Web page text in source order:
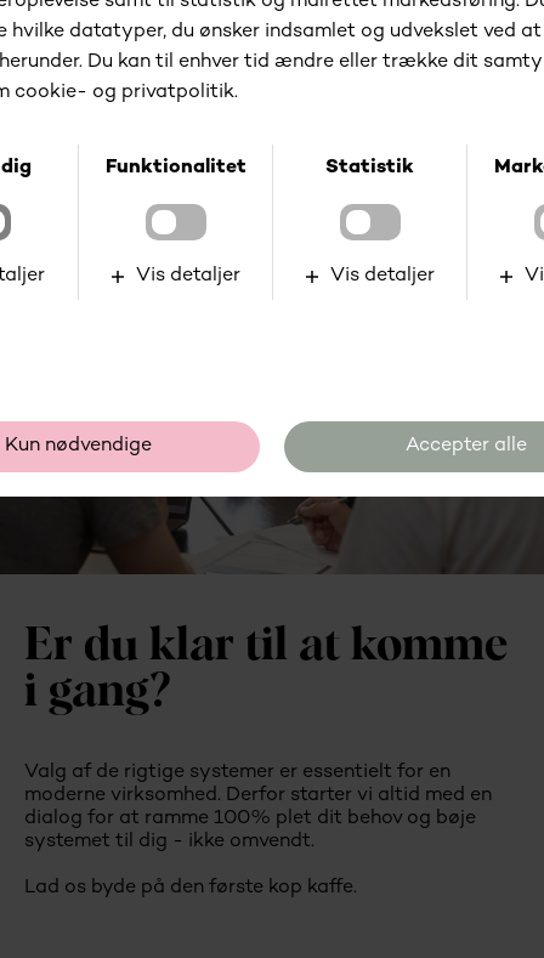
Er du klar til at komme
i gang?
Valg af de rigtige systemer er essentielt for en
moderne virksomhed. Derfor starter vi altid med en
dialog for at ramme 100% plet dit behov og bøje
systemet til dig - ikke omvendt.
Lad os byde på den første kop kaffe.